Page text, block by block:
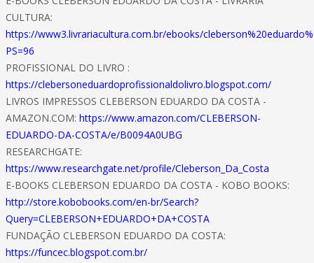
CULTURA:
https://www3.livrariacultura.com.br/ebooks/
PS=96
PROFISSIONAL DO LIVRO :
https://clebersoneduardoprofissionaldolivro.blogspot.com/
LIVROS IMPRESSOS CLEBERSON EDUARDO DA COSTA -
AMAZON.COM: https://www.amazon.com/CLEBERSON-
EDUARDO-DA-COSTA/e/B0094A0UBG
RESEARCHGATE:
https://www.researchgate.net/profile/Cleberson_Da_Costa
E-BOOKS CLEBERSON EDUARDO DA COSTA - KOBO BOOKS:
http://store.kobobooks.com/en-br/Search?
Query=CLEBERSON+EDUARDO+DA+COSTA
FUNDAÇÃO CLEBERSON EDUARDO DA COSTA:
https://funcec.blogspot.com.br/